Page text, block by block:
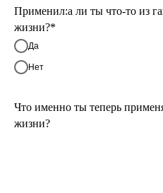
Применил:а ли ты что-то из
жизни?*
Да
Нет
Что именно ты теперь
жизни?